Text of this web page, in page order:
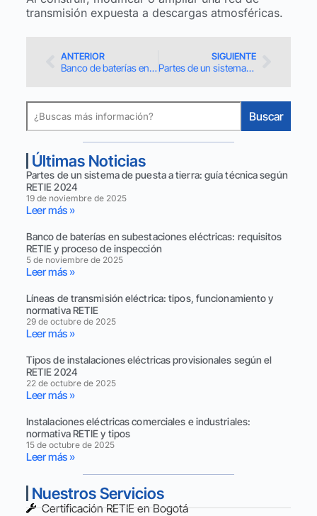
transmisión expuesta a descargas atmosféricas.
ANTERIOR
Banco de baterías en subestaciones eléctricas: requisitos RETIE y proceso de inspección
SIGUIENTE
Partes de un sistema de puesta a tierra: guía técnica según RETIE 2024
Buscar
Últimas Noticias
Partes de un sistema de puesta a tierra: guía técnica según
RETIE 2024
19 de noviembre de 2025
Leer más »
Banco de baterías en subestaciones eléctricas: requisitos
RETIE y proceso de inspección
5 de noviembre de 2025
Leer más »
Líneas de transmisión eléctrica: tipos, funcionamiento y
normativa RETIE
29 de octubre de 2025
Leer más »
Tipos de instalaciones eléctricas provisionales según el
RETIE 2024
22 de octubre de 2025
Leer más »
Instalaciones eléctricas comerciales e industriales:
normativa RETIE y tipos
15 de octubre de 2025
Leer más »
Nuestros Servicios
Certificación RETIE en Bogotá